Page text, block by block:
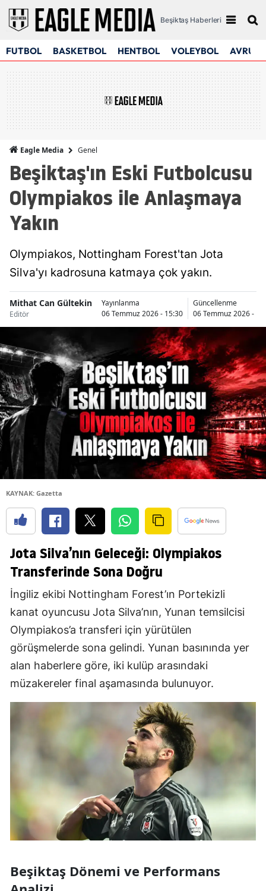
Beşiktaş Haberleri
FUTBOL BASKETBOL HENTBOL VOLEYBOL
Eagle Media Genel
Beşiktaş'ın Eski Futbolcusu
Olympiakos ile Anlaşmaya
Yakın
Olympiakos, Nottingham Forest'tan Jota
Silva'yı kadrosuna katmaya çok yakın.
Mithat Can Gültekin
Editör
Yayınlanma
06 Temmuz 2026 - 15:30
Güncellenme
06 Temmuz 2026 -
KAYNAK: Gazetta
Jota Silva’nın Geleceği: Olympiakos
Transferinde Sona Doğru
İngiliz ekibi Nottingham Forest’ın Portekizli
kanat oyuncusu Jota Silva’nın, Yunan temsilcisi
Olympiakos’a transferi için yürütülen
görüşmelerde sona gelindi. Yunan basınında yer
alan haberlere göre, iki kulüp arasındaki
müzakereler final aşamasında bulunuyor.
Beşiktaş Dönemi ve Performans